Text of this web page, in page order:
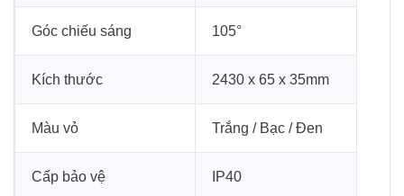
Góc chiếu sáng 105°
Kích thước 2430 x 65 x 35mm
Màu vỏ Trắng / Bạc / Đen
Cấp bảo vệ IP40